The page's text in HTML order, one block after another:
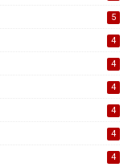
5
4
4
4
4
4
4